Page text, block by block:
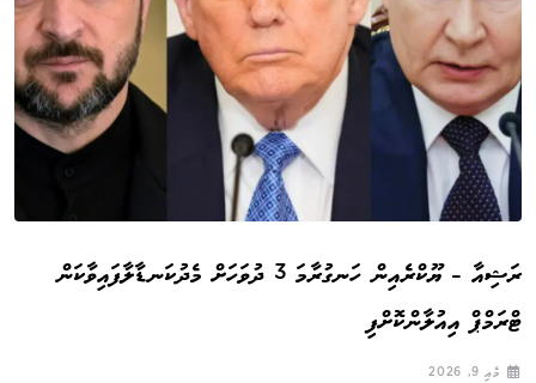
ރަޝިއާ – ޔޫކްރެއިން ހަނގުރާމަ 3 ދުވަހަށް މެދުކަނޑާލާފައިވާކަން
ޓްރަމްޕް އިއުލާންކޮށްފި
މެއި 9, 2026